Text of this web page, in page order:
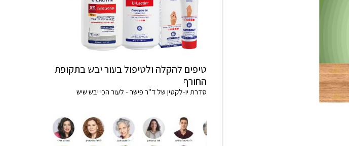
טיפים להקלה ולטיפול בעור יבש בתקופת
החורף
סדרת יו-לקטין של ד"ר פישר - לעור הכי יבש שיש